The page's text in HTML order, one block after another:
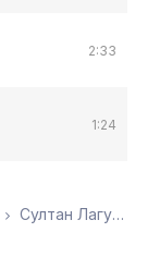
2:33
1:24
Султан Лагучев - Слезы капали